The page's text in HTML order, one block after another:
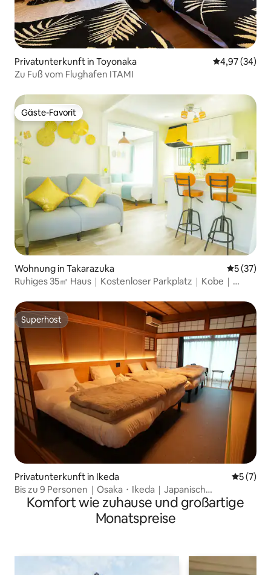
Privatunterkunft in Toyonaka
4,97 (34)
Zu Fuß vom Flughafen ITAMI
Gäste-Favorit
Gäste-Favorit
Wohnung in Takarazuka
5 (37)
Ruhiges 35㎡ Haus｜Kostenloser Parkplatz｜Kobe｜
Superhost
Superhost
Privatunterkunft in Ikeda
5 (7)
Bis zu 9 Personen｜Osaka・Ikeda｜Japanisch
Modern/Garten｜Grill
Komfort wie zuhause und großartige
Monatspreise